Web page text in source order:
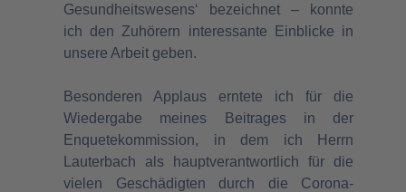
Gesundheitswesens‘ bezeichnet – konnte
ich den Zuhörern interessante Einblicke in
unsere Arbeit geben.
Besonderen Applaus erntete ich für die
Wiedergabe meines Beitrages in der
Enquetekommission, in dem ich Herrn
Lauterbach als hauptverantwortlich für die
vielen Geschädigten durch die Corona-